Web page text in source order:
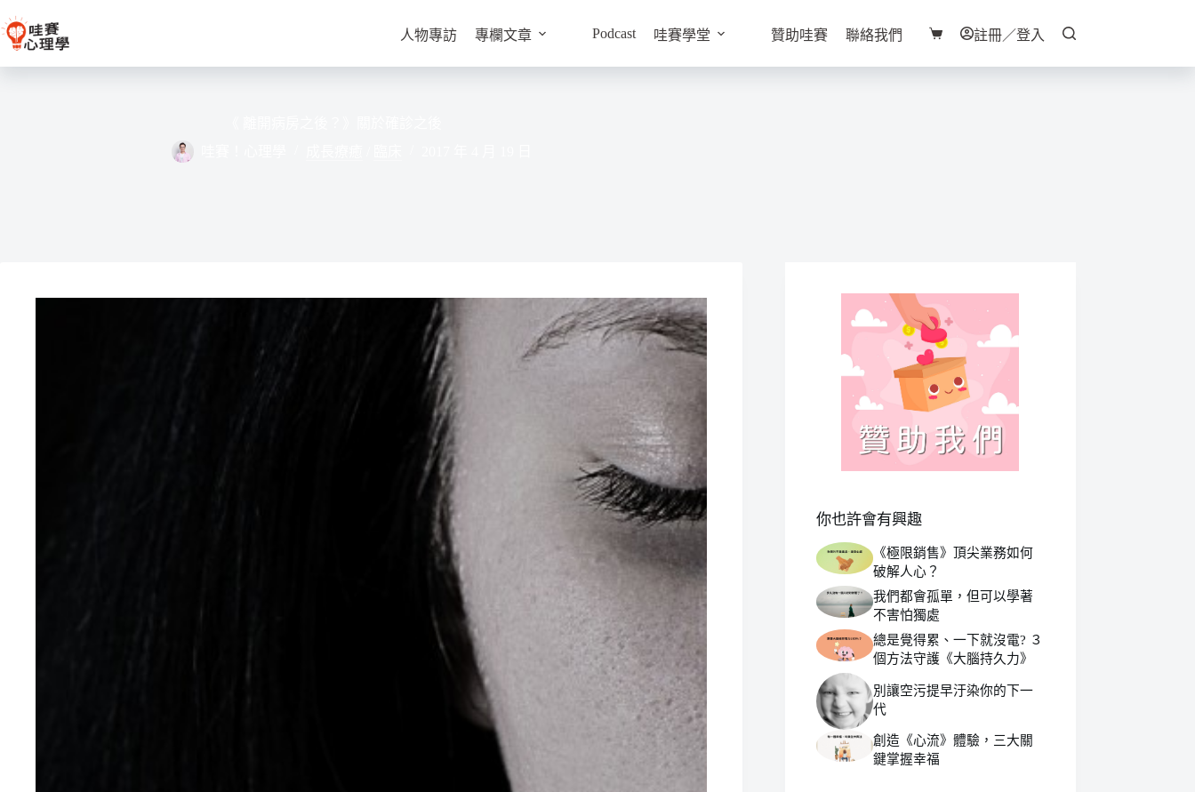
至
主
人物專訪 專欄文章 Podcast 哇賽學堂 贊助哇賽 聯絡我們
購
物
註冊／登入
你也許會有興趣
《極限銷售》頂尖業務如何
破解人心？
我們都會孤單，但可以學著
不害怕獨處
總是覺得累、一下就沒電? ３
個方法守護《大腦持久力》
別讓空污提早汙染你的下一
代
創造《心流》體驗，三大關
鍵掌握幸福